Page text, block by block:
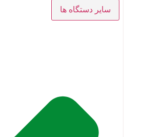
سایر دستگاه ها